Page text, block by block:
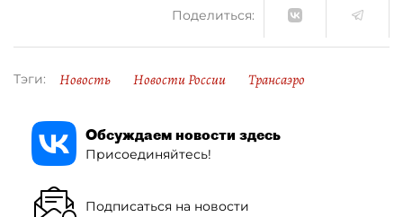
Поделиться:
Тэги: Новость Новости России Трансаэро
Обсуждаем новости здесь
Присоединяйтесь!
Подписаться на новости